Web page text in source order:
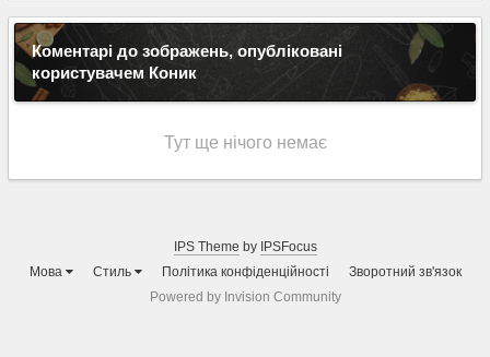
Коментарі до зображень, опубліковані
користувачем Коник
Тут ще нічого немає
IPS Theme by IPSFocus
Мова
Стиль Політика конфіденційності
Зворотний зв'язок
Powered by Invision Community